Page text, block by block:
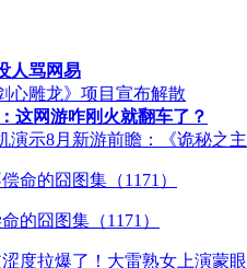
人骂网易
心雕龙》项目宣布解散
这网游咋刚火就翻车了？
演示8月新游前瞻：《诡秘之
的囧图集（1171）